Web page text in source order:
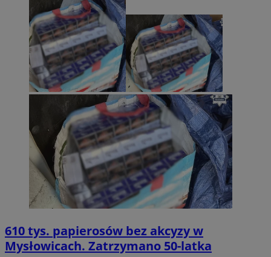
610 tys. papierosów bez akcyzy w
Mysłowicach. Zatrzymano 50-latka